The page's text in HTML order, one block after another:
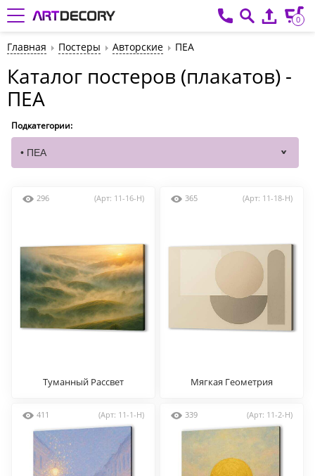
0
Главная Постеры Авторские ПЕА
Каталог постеров (плакатов) -
ПЕА
Подкатегории:
296 (Арт: 11-16-H)
Туманный Рассвет
365 (Арт: 11-18-H)
Мягкая Геометрия
411 (Арт: 11-1-H) 339 (Арт: 11-2-H)